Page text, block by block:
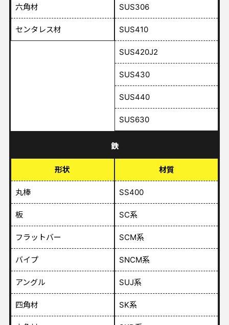
六角材
センタレス材
SUS306
SUS410
SUS420J2
SUS430
SUS440
SUS630
鉄
形状
丸棒
板
フラットバー
バイプ
アングル
四角材
材質
SS400
SC系
SCM系
SNCM系
SUJ系
SK系